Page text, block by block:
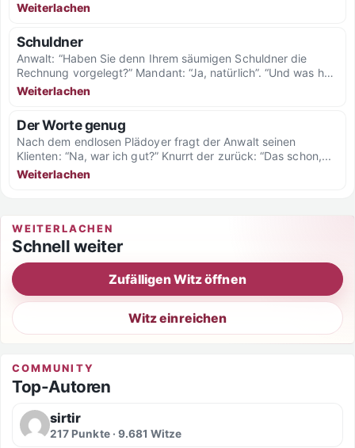
Weiterlachen
Schuldner
Anwalt: “Haben Sie denn Ihrem säumigen Schuldner die
Rechnung vorgelegt?” Mandant: “Ja, natürlich”. “Und was hat
er gesagt?”...
Weiterlachen
Der Worte genug
Nach dem endlosen Plädoyer fragt der Anwalt seinen
Klienten: “Na, war ich gut?” Knurrt der zurück: “Das schon,...
Weiterlachen
WEITERLACHEN
Schnell weiter
Zufälligen Witz öffnen
Witz einreichen
COMMUNITY
Top-Autoren
sirtir
217 Punkte · 9.681 Witze